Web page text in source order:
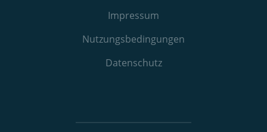
Impressum
Nutzungs­bedingungen
Datenschutz